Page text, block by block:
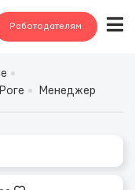
Работодателям
Менеджер